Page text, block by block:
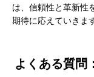
は、信頼性と革新性
期待に応えていきま
よくある質問